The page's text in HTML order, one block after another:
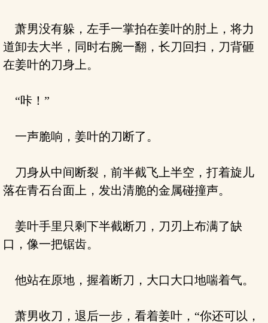
萧男没有躲，左手一掌拍在姜叶的肘上，将力
道卸去大半，同时右腕一翻，长刀回扫，刀背砸
在姜叶的刀身上。
“咔！”
一声脆响，姜叶的刀断了。
刀身从中间断裂，前半截飞上半空，打着旋儿
落在青石台面上，发出清脆的金属碰撞声。
姜叶手里只剩下半截断刀，刀刃上布满了缺
口，像一把锯齿。
他站在原地，握着断刀，大口大口地喘着气。
萧男收刀，退后一步，看着姜叶，“你还可以，